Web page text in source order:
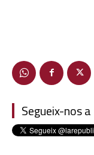
Segueix-nos